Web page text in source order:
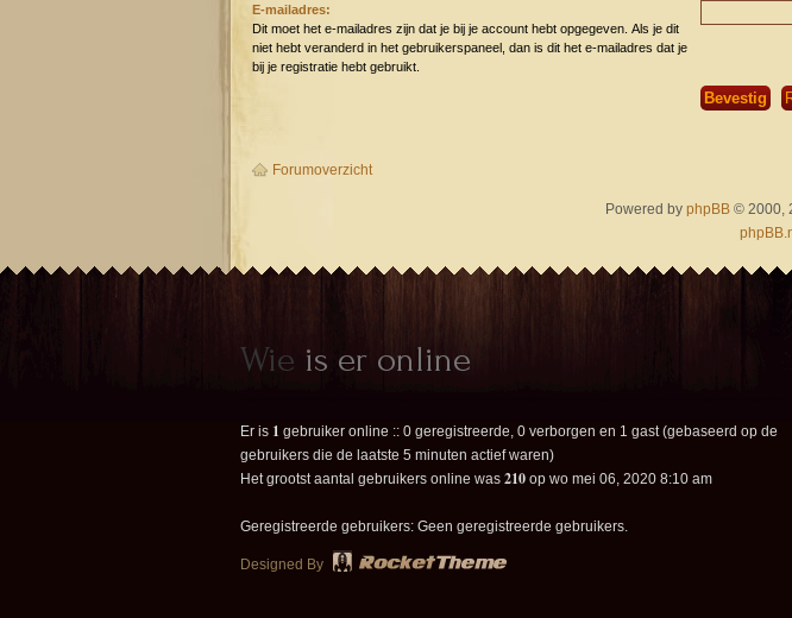
E-mailadres:
Dit moet het e-mailadres zijn dat je bij je account hebt opgegeven. Als je dit
niet hebt veranderd in het gebruikerspaneel, dan is dit het e-mailadres dat je
bij je registratie hebt gebruikt.
Forumoverzicht
Powered by phpBB© 2000,
Wie is er online
Er is 1 gebruiker online :: 0 geregistreerde, 0 verborgen en 1 gast (gebaseerd op de
gebruikers die de laatste 5 minuten actief waren)
Het grootst aantal gebruikers online was 210 op wo mei 06, 2020 8:10 am
Geregistreerde gebruikers: Geen geregistreerde gebruikers.
Designed By